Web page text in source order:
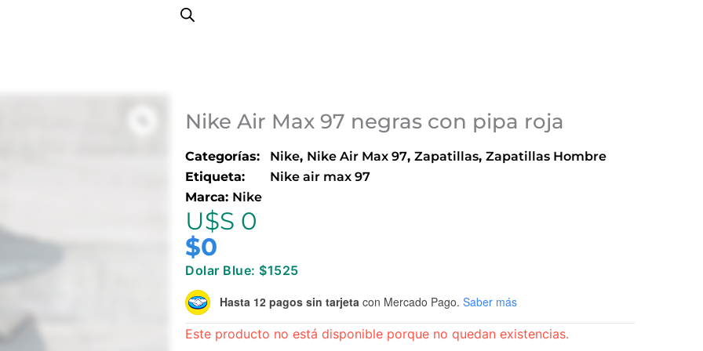
Nike Air Max 97 negras con pipa roja
Categorías: Nike, Nike Air Max 97,Zapatillas,Zapatillas Hombre
Etiqueta:
Nike air max 97
Marca: Nike
U$S 0
$0
Dolar Blue: $1525
Hasta 12 pagos sin tarjeta con Mercado Pago. Saber más
Este producto no está disponible porque no quedan existencias.